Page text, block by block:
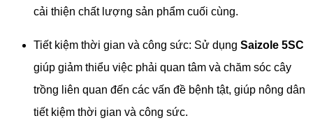
cải thiện chất lượng sản phẩm cuối cùng.
Tiết kiệm thời gian và công sức: Sử dụng Saizole 5SC
giúp giảm thiểu việc phải quan tâm và chăm sóc cây
trồng liên quan đến các vấn đề bệnh tật, giúp nông dân
tiết kiệm thời gian và công sức.